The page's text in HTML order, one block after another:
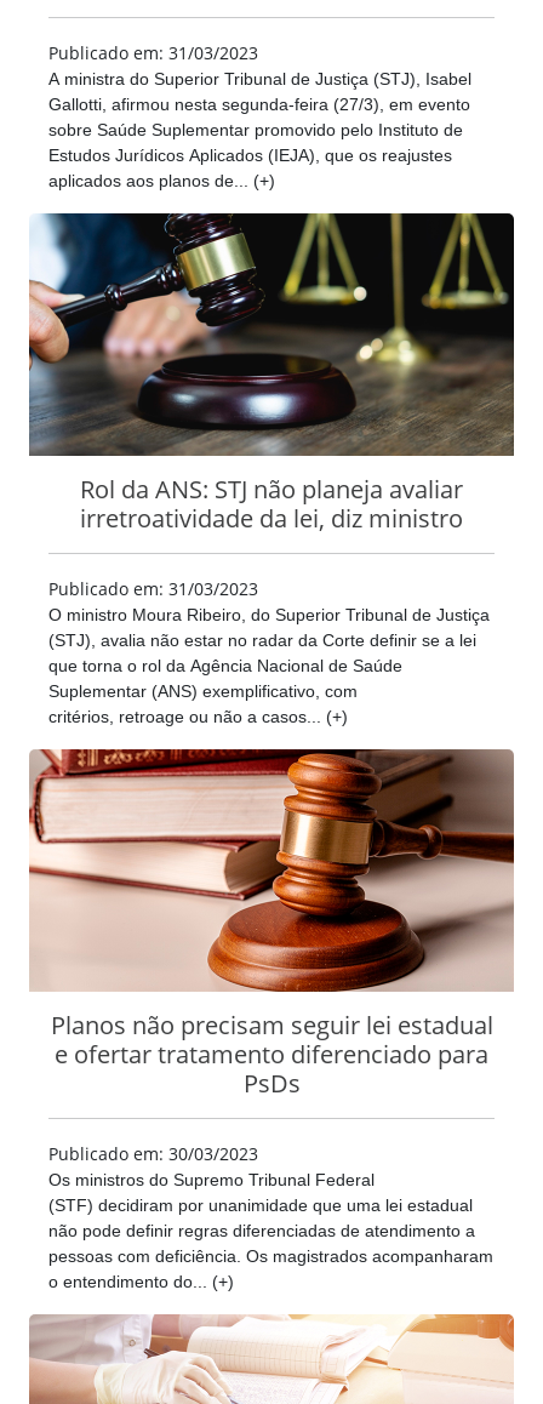
Publicado em: 31/03/2023
A ministra do Superior Tribunal de Justiça (STJ), Isabel
Gallotti, afirmou nesta segunda-feira (27/3), em evento
sobre Saúde Suplementar promovido pelo Instituto de
Estudos Jurídicos Aplicados (IEJA), que os reajustes
aplicados aos planos de... (+)
Rol da ANS: STJ não planeja avaliar
irretroatividade da lei, diz ministro
Publicado em: 31/03/2023
O ministro Moura Ribeiro, do Superior Tribunal de Justiça
(STJ), avalia não estar no radar da Corte definir se a lei
que torna o rol da Agência Nacional de Saúde
Suplementar (ANS) exemplificativo, com
critérios, retroage ou não a casos... (+)
Planos não precisam seguir lei estadual
e ofertar tratamento diferenciado para
PsDs
Publicado em: 30/03/2023
Os ministros do Supremo Tribunal Federal
(STF) decidiram por unanimidade que uma lei estadual
não pode definir regras diferenciadas de atendimento a
pessoas com deficiência. Os magistrados acompanharam
o entendimento do... (+)